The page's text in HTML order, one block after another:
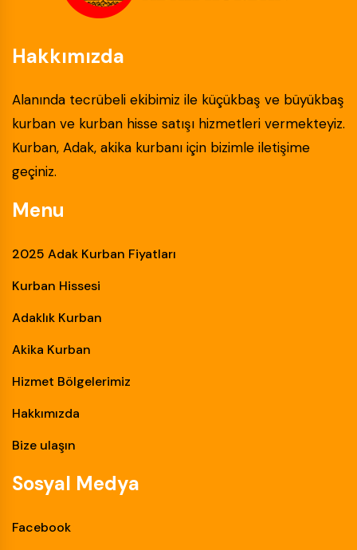
Hakkımızda
Alanında tecrübeli ekibimiz ile küçükbaş ve büyükbaş
kurban ve kurban hisse satışı hizmetleri vermekteyiz.
Kurban, Adak, akika kurbanı için bizimle iletişime
geçiniz.
Menu
2025 Adak Kurban Fiyatları
Kurban Hissesi
Adaklık Kurban
Akika Kurban
Hizmet Bölgelerimiz
Hakkımızda
Bize ulaşın
Sosyal Medya
Facebook